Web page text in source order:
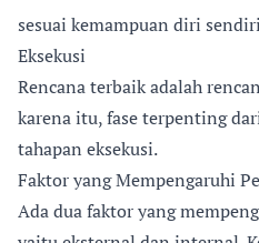
sesuai kemampuan diri
Eksekusi
Rencana terbaik adalah
karena itu, fase terpenting
tahapan eksekusi.
Faktor yang Mempengaruhi
Ada dua faktor yang